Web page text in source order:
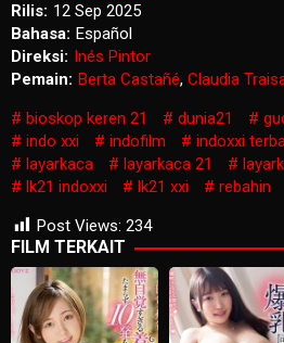
Rilis: 12 Sep 2025
Bahasa: Español
Direksi: Inés Pintor
Pemain: Berta Castañé, Claudia
bioskop keren 21
dunia21
indo xxi
indofilm indoxxi
layarkaca
layarkaca 21
lk21 indoxxi
lk21 xxi
rebahin
Post Views: 234
FILM TERKAIT